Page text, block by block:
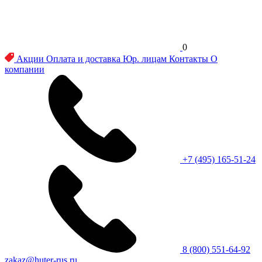
0
Акции Оплата и доставка Юр. лицам Контакты О
компании
+7 (495) 165-51-24
8 (800) 551-64-92
zakaz@huter-rus.ru